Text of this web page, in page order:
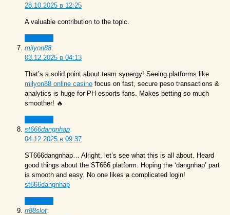
28.10.2025 в 12:25
A valuable contribution to the topic.
milyon88:
03.12.2025 в 04:13
That’s a solid point about team synergy! Seeing platforms like
milyon88 online casino focus on fast, secure peso transactions &
analytics is huge for PH esports fans. Makes betting so much
smoother! 🔥
st666dangnhap:
04.12.2025 в 09:37
ST666dangnhap… Alright, let’s see what this is all about. Heard
good things about the ST666 platform. Hoping the ‘dangnhap’ part
is smooth and easy. No one likes a complicated login!
st666dangnhap
rr88slot: